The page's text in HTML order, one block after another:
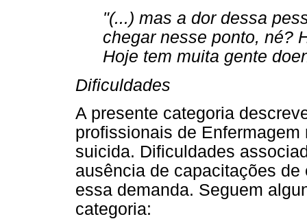
"(...) mas a dor dessa
chegar nesse ponto, né?
Hoje tem muita gente
Dificuldades
A presente categoria
profissionais de
suicida. Dificuldades
ausência de capacitações
essa demanda. Seguem
categoria: